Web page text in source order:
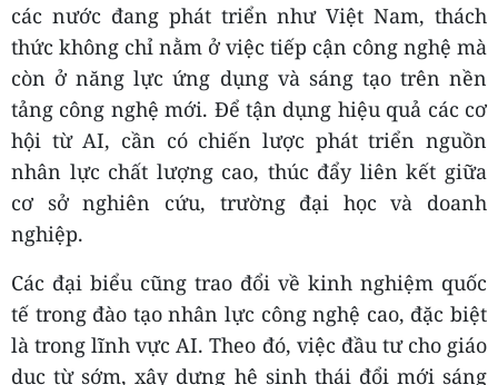
các nước đang phát triển như Việt Nam, thách
thức không chỉ nằm ở việc tiếp cận công nghệ mà
còn ở năng lực ứng dụng và sáng tạo trên nền
tảng công nghệ mới. Để tận dụng hiệu quả các cơ
hội từ AI, cần có chiến lược phát triển nguồn
nhân lực chất lượng cao, thúc đẩy liên kết giữa
cơ sở nghiên cứu, trường đại học và doanh
nghiệp.
Các đại biểu cũng trao đổi về kinh nghiệm quốc
tế trong đào tạo nhân lực công nghệ cao, đặc biệt
là trong lĩnh vực AI. Theo đó, việc đầu tư cho giáo
dục từ sớm, xây dựng hệ sinh thái đổi mới sáng